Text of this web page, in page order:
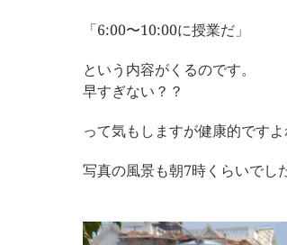
「6:00〜10:00に授業だ」
という内容がくるのです。
早すぎない？？
って気もしますが健康的ですよ
写真の風景も朝7時くらいでし